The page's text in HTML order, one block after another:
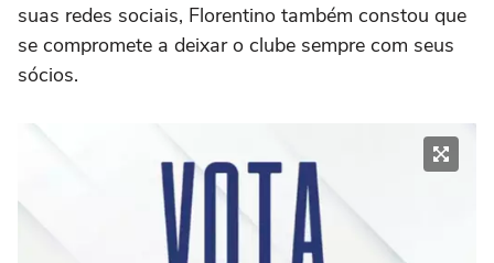
suas redes sociais, Florentino também constou que
se compromete a deixar o clube sempre com seus
sócios.